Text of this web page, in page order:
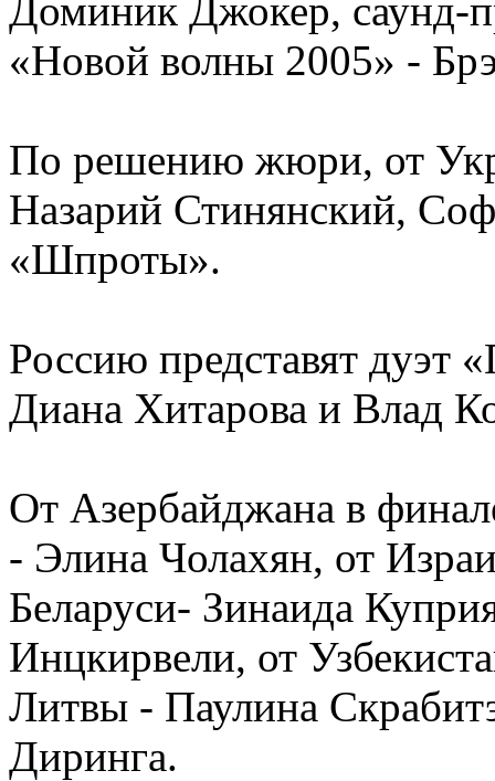
Доминик Джокер, саунд-
«Новой волны 2005» -
По решению жюри, от
Назарий Стинянский,
«Шпроты».
Россию представят дуэт
Диана Хитарова и Влад
От Азербайджана в
- Элина Чолахян, от
Беларуси- Зинаида
Инцкирвели, от
Литвы - Паулина
Диринга.